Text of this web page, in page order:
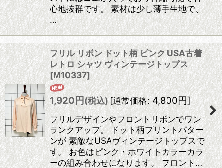
心地抜群です。 素材は少し薄手生地で、
…
フリル リボン ドット柄 ピンク USA古着
レトロ シャツ ヴィンテージトップス
[M10337]
1,920円(税込) [通常価格: 4,800円]
フリルデザインやフロントリボンでワン
ランクアップ。 ドット柄プリントパター
ンが 素敵なUSAヴィンテージトップスで
す。 お色はピンク・ホワイトカラーカラ
ーの組み合わせになります。 フロント…